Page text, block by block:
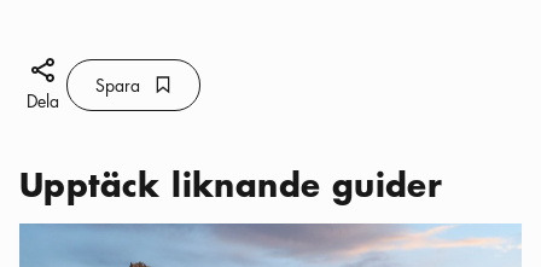
Dela ikon
Dela
Spara Bokmärke ikon
Spara
Upptäck liknande guider
Sevärdheter, Rickard Söderberg: Mina 5 platser att